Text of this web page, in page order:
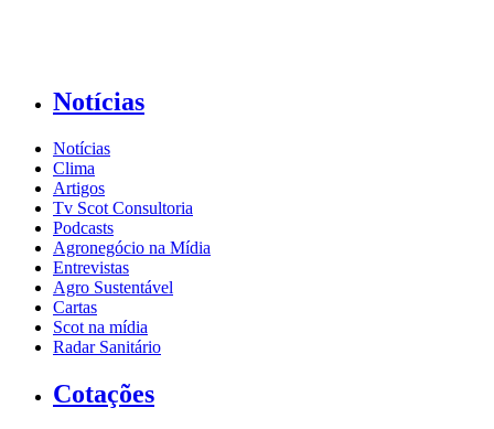
Notícias
Notícias
Clima
Artigos
Tv Scot Consultoria
Podcasts
Agronegócio na Mídia
Entrevistas
Agro Sustentável
Cartas
Scot na mídia
Radar Sanitário
Cotações